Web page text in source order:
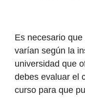
Es necesario
varían según la
universidad que
debes evaluar el
curso para que